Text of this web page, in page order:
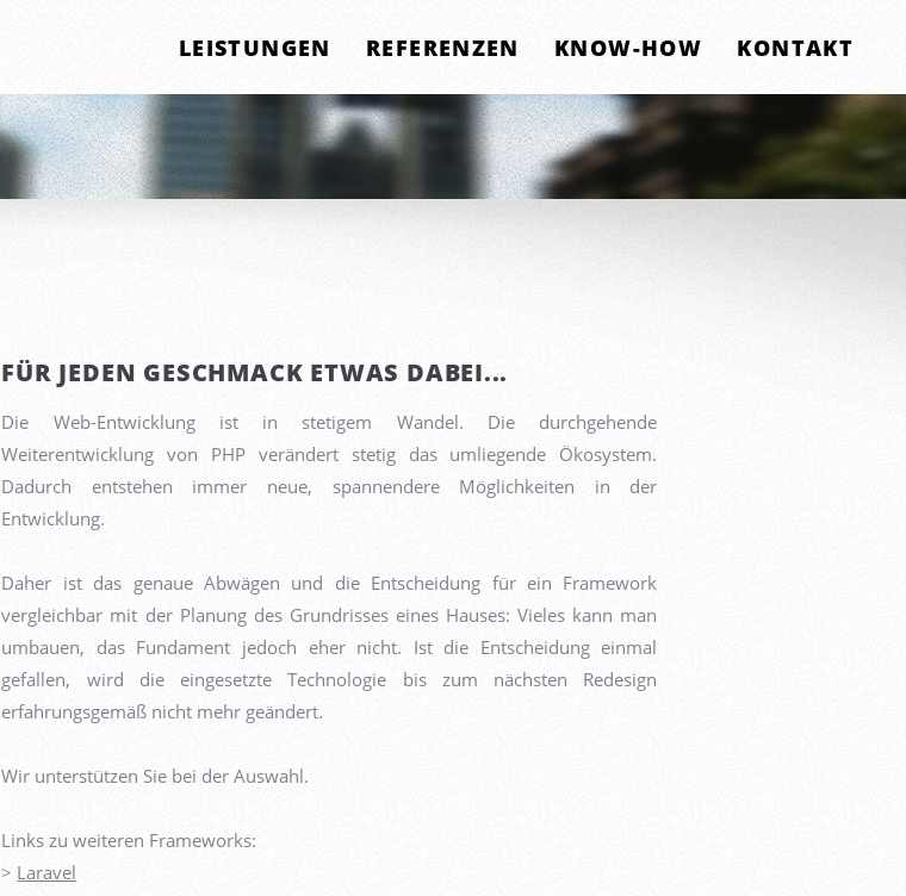
LEISTUNGEN REFERENZEN KNOW-HOW KONTAKT
FÜR JEDEN GESCHMACK ETWAS DABEI...
Die Web-Entwicklung ist in stetigem Wandel. Die durchgehende
Weiterentwicklung von PHP verändert stetig das umliegende Ökosystem.
Dadurch entstehen immer neue, spannendere Möglichkeiten in der
Entwicklung.
Daher ist das genaue Abwägen und die Entscheidung für ein Framework
vergleichbar mit der Planung des Grundrisses eines Hauses: Vieles kann man
umbauen, das Fundament jedoch eher nicht. Ist die Entscheidung einmal
gefallen, wird die eingesetzte Technologie bis zum nächsten Redesign
erfahrungsgemäß nicht mehr geändert.
Wir unterstützen Sie bei der Auswahl.
Links zu weiteren Frameworks:
> Laravel